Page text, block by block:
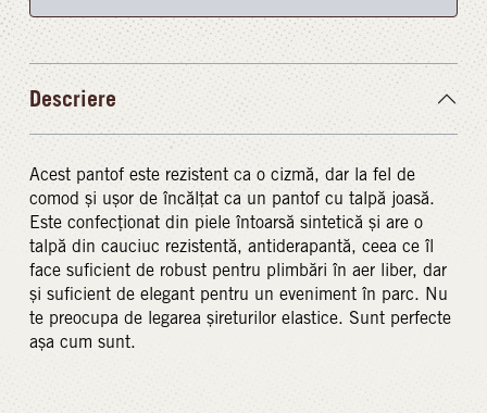
Descriere
Acest pantof este rezistent ca o cizmă, dar la fel de
comod și ușor de încălțat ca un pantof cu talpă joasă.
Este confecționat din piele întoarsă sintetică și are o
talpă din cauciuc rezistentă, antiderapantă, ceea ce îl
face suficient de robust pentru plimbări în aer liber, dar
și suficient de elegant pentru un eveniment în parc. Nu
te preocupa de legarea șireturilor elastice. Sunt perfecte
așa cum sunt.